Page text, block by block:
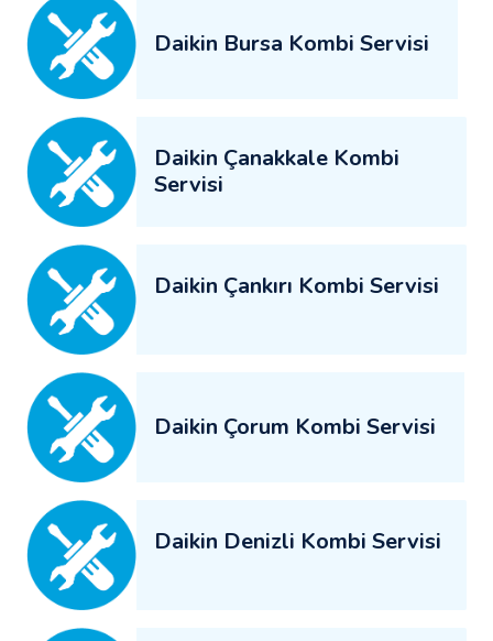
Daikin Bursa Kombi Servisi
Daikin Çanakkale Kombi
Servisi
Daikin Çankırı Kombi Servisi
Daikin Çorum Kombi Servisi
Daikin Denizli Kombi Servisi